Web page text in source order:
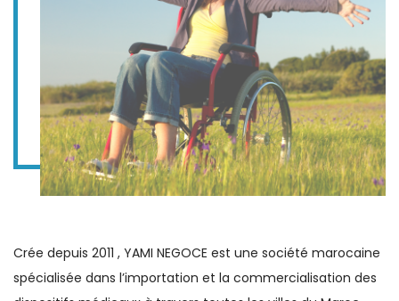
Crée depuis 2011 , YAMI NEGOCE est une société marocaine
spécialisée dans l’importation et la commercialisation des